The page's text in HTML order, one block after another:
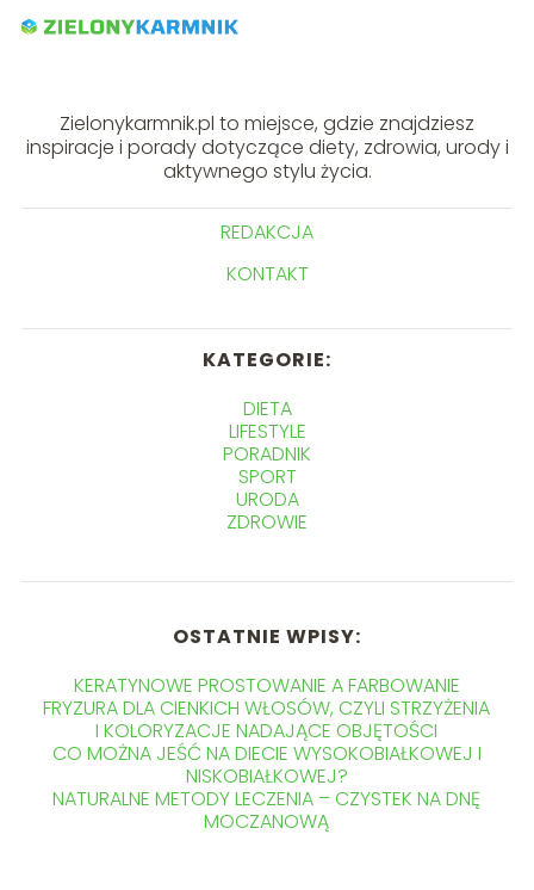
Zielonykarmnik.pl to miejsce, gdzie znajdziesz
inspiracje i porady dotyczące diety, zdrowia, urody i
aktywnego stylu życia.
REDAKCJA
KONTAKT
KATEGORIE:
DIETA
LIFESTYLE
PORADNIK
SPORT
URODA
ZDROWIE
OSTATNIE WPISY:
KERATYNOWE PROSTOWANIE A FARBOWANIE
FRYZURA DLA CIENKICH WŁOSÓW, CZYLI STRZYŻENIA
I KOLORYZACJE NADAJĄCE OBJĘTOŚCI
CO MOŻNA JEŚĆ NA DIECIE WYSOKOBIAŁKOWEJ I
NISKOBIAŁKOWEJ?
NATURALNE METODY LECZENIA – CZYSTEK NA DNĘ
MOCZANOWĄ